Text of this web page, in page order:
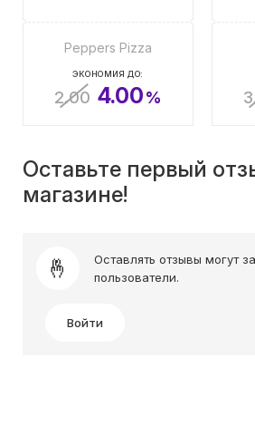
Peppers Pizza
ЭКОНОМИЯ ДО:
2.00 4.00%
Оставьте первый
магазине!
Оставлять отзывы могут
пользователи.
Войти